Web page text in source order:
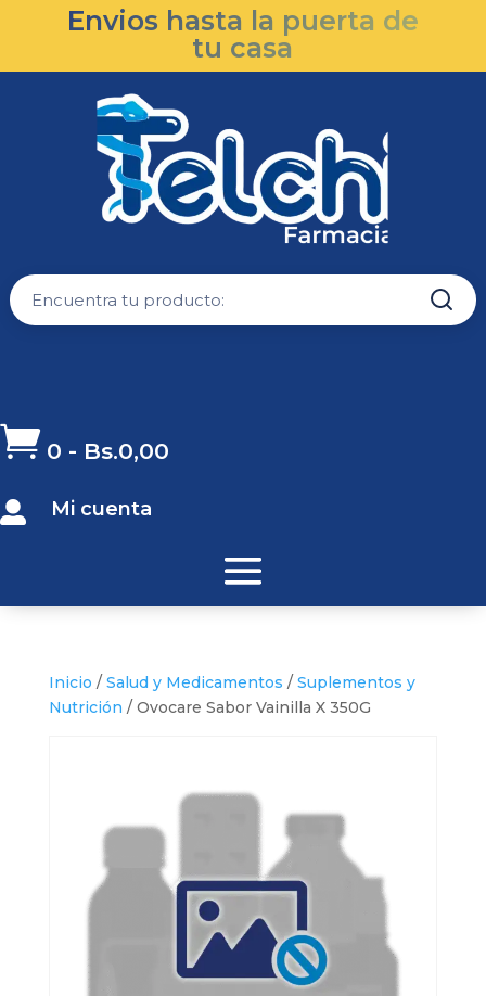
Envios hasta la puerta de
tu casa
 0 - Bs.0,00
 Mi cuenta
Inicio / Salud y Medicamentos / Suplementos y
Nutrición / Ovocare Sabor Vainilla X 350G